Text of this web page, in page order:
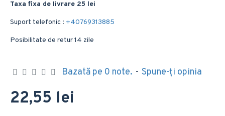
Taxa fixa de livrare 25 lei
Suport telefonic : +40769313885
Posibilitate de retur 14 zile
Bazată pe 0 note. - Spune-ţi opinia
22,55 lei